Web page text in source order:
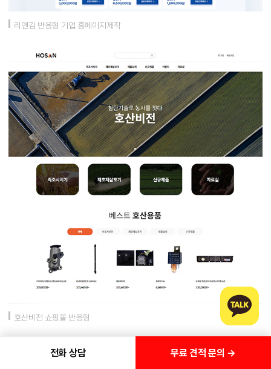
리앤김 반응형 기업 홈페이지제작
호산비전 쇼핑몰 반응형
전화 상담 무료 견적 문의 →